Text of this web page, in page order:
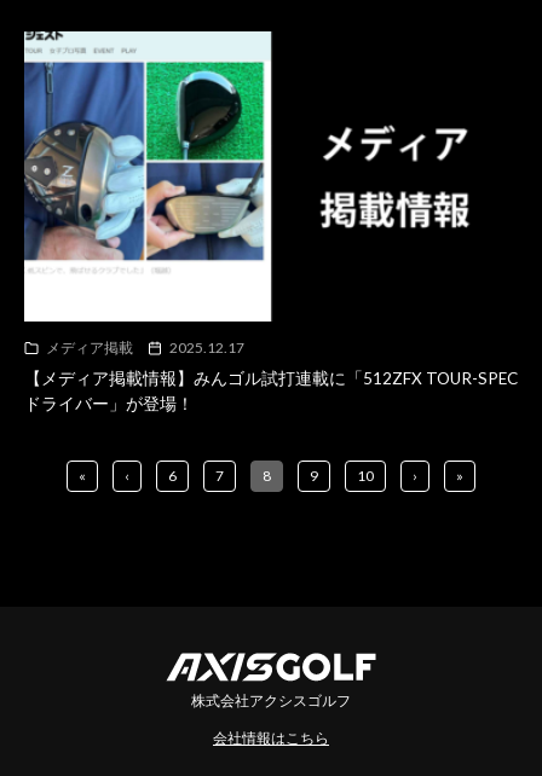
メディア掲載 2025.12.17
【メディア掲載情報】みんゴル試打連載に「512ZFX TOUR-SPEC
ドライバー」が登場！
« ‹ 6 7 8 9 10 › »
株式会社アクシスゴルフ
会社情報はこちら